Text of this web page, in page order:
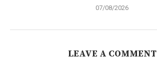
07/08/2026
LEAVE A COMMENT